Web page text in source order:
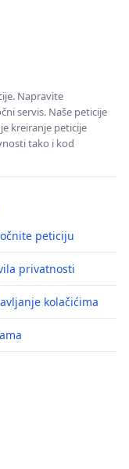
Napravite
servis. Naše peticije
kreiranje peticije
tako i kod
peticiju
privatnosti
kolačićima